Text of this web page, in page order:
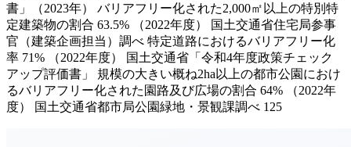
書」（2023年） バリアフリー化された2,000㎡以上の特別特
定建築物の割合 63.5% （2022年度） 国土交通省住宅局参事
官（建築企画担当）調べ 特定道路におけるバリアフリー化
率 71% （2022年度） 国土交通省「令和4年度政策チェック
アップ評価書」 規模の大きい概ね2ha以上の都市公園におけ
るバリアフリー化された園路及び広場の割合 64% （2022年
度） 国土交通省都市局公園緑地・景観課調べ 125